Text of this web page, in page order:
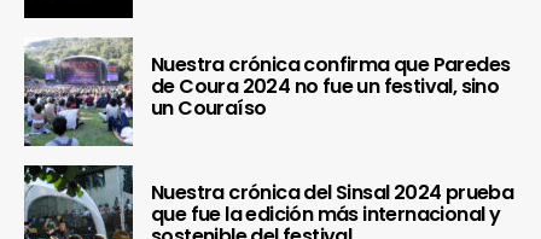
Nuestra crónica confirma que Paredes
de Coura 2024 no fue un festival, sino
un Couraíso
Nuestra crónica del Sinsal 2024 prueba
que fue la edición más internacional y